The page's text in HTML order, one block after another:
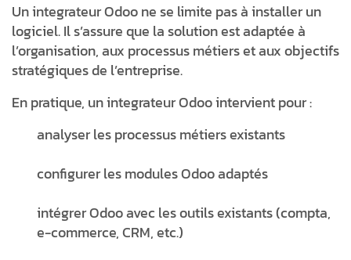
Un integrateur Odoo ne se limite pas à installer un
logiciel. Il s’assure que la solution est adaptée à
l’organisation, aux processus métiers et aux objectifs
stratégiques de l’entreprise.
En pratique, unintegrateur Odoointervient pour :
analyser les processus métiers existants
configurer les modules Odoo adaptés
intégrer Odoo avec les outils existants (compta,
e-commerce, CRM, etc.)